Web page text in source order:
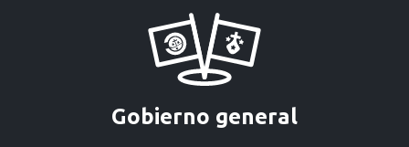
Gobierno general